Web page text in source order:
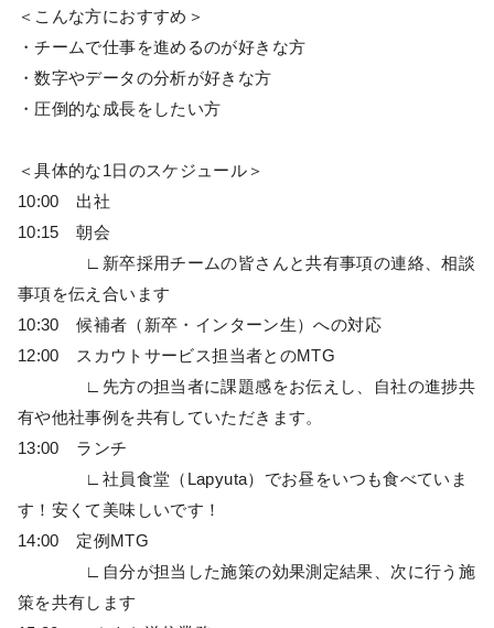
＜こんな方におすすめ＞
・チームで仕事を進めるのが好きな方
・数字やデータの分析が好きな方
・圧倒的な成長をしたい方
＜具体的な1日のスケジュール＞
10:00 出社
10:15 朝会
∟新卒採用チームの皆さんと共有事項の連絡、相談
事項を伝え合います
10:30 候補者（新卒・インターン生）への対応
12:00 スカウトサービス担当者とのMTG
∟先方の担当者に課題感をお伝えし、自社の進捗共
有や他社事例を共有していただきます。
13:00 ランチ
∟社員食堂（Lapyuta）でお昼をいつも食べていま
す！安くて美味しいです！
14:00 定例MTG
∟自分が担当した施策の効果測定結果、次に行う施
策を共有します